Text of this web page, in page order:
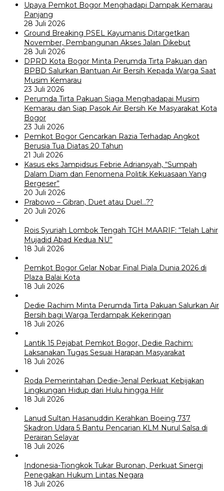
Upaya Pemkot Bogor Menghadapi Dampak Kemarau
Panjang
28 Juli 2026
Ground Breaking PSEL Kayumanis Ditargetkan
November, Pembangunan Akses Jalan Dikebut
28 Juli 2026
DPRD Kota Bogor Minta Perumda Tirta Pakuan dan
BPBD Salurkan Bantuan Air Bersih Kepada Warga Saat
Musim Kemarau
23 Juli 2026
Perumda Tirta Pakuan Siaga Menghadapai Musim
Kemarau dan Siap Pasok Air Bersih Ke Masyarakat Kota
Bogor
23 Juli 2026
Pemkot Bogor Gencarkan Razia Terhadap Angkot
Berusia Tua Diatas 20 Tahun
21 Juli 2026
Kasus eks Jampidsus Febrie Adriansyah, “Sumpah
Dalam Diam dan Fenomena Politik Kekuasaan Yang
Bergeser”
20 Juli 2026
Prabowo – Gibran, Duet atau Duel…??
20 Juli 2026
Rois Syuriah Lombok Tengah TGH MAARIF: “Telah Lahir
Mujadid Abad Kedua NU”
18 Juli 2026
Pemkot Bogor Gelar Nobar Final Piala Dunia 2026 di
Plaza Balai Kota
18 Juli 2026
Dedie Rachim Minta Perumda Tirta Pakuan Salurkan Air
Bersih bagi Warga Terdampak Kekeringan
18 Juli 2026
Lantik 15 Pejabat Pemkot Bogor, Dedie Rachim:
Laksanakan Tugas Sesuai Harapan Masyarakat
18 Juli 2026
Roda Pemerintahan Dedie-Jenal Perkuat Kebijakan
Lingkungan Hidup dari Hulu hingga Hilir
18 Juli 2026
Lanud Sultan Hasanuddin Kerahkan Boeing 737
Skadron Udara 5 Bantu Pencarian KLM Nurul Salsa di
Perairan Selayar
18 Juli 2026
Indonesia-Tiongkok Tukar Buronan, Perkuat Sinergi
Penegakan Hukum Lintas Negara
18 Juli 2026